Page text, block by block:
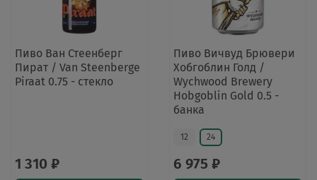
Пиво Ван Стеенберг
Пират / Van Steenberge
Piraat 0.75 - стекло
1 310 ₽
Пиво Вичвуд Брювери
Хобгоблин Голд /
Wychwood Brewery
Hobgoblin Gold 0.5 -
банка
12 24
6 975 ₽